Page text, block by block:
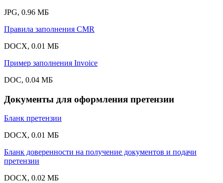
JPG, 0.96 МБ
Правила заполнения CMR
DOCX, 0.01 МБ
Пример заполнения Invoice
DOC, 0.04 МБ
Документы для оформления претензии
Бланк претензии
DOCX, 0.01 МБ
Бланк доверенности на получение документов и подачи
претензии
DOCX, 0.02 МБ